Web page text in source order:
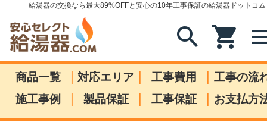
給湯器の交換なら最大89%OFFと安心の10年工事保証の給湯器ドットコム
search shopping_cart
商品一覧 | 対応エリア | 工事費用 | 工事の流
施工事例
| 製品保証 | 工事保証 | お支払方